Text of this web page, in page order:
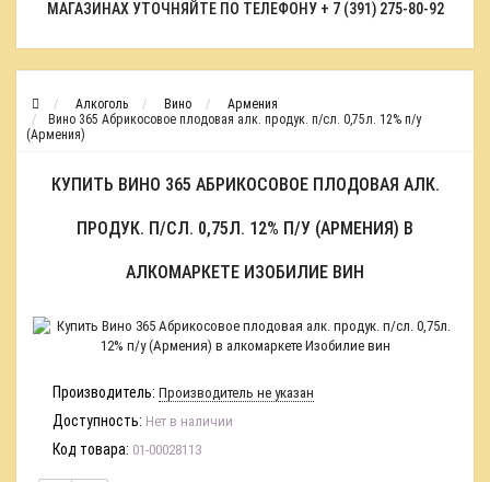
МАГАЗИНАХ УТОЧНЯЙТЕ ПО ТЕЛЕФОНУ + 7 (391) 275-80-92
Алкоголь Вино
Армения
Вино 365 Абрикосовое плодовая алк. продук. п/сл. 0,75л. 12% п/у
(Армения)
КУПИТЬ ВИНО 365 АБРИКОСОВОЕ ПЛОДОВАЯ АЛК.
ПРОДУК. П/СЛ. 0,75Л. 12% П/У (АРМЕНИЯ) В
АЛКОМАРКЕТЕ ИЗОБИЛИЕ ВИН
Производитель: Производитель не указан
Доступность: Нет в наличии
Код товара: 01-00028113